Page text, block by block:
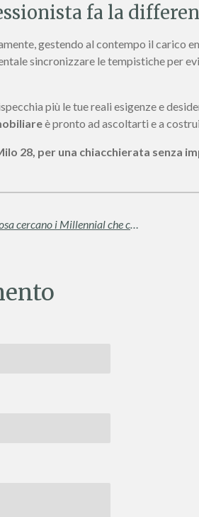
fa la
gestendo al contempo il carico
sincronizzare le tempistiche per
più le tue reali esigenze e
è pronto ad ascoltarti e a
28, per una chiacchierata senza
I Nuovi Padroni di Casa: Chi sono e cosa cercano i Millennial che comprano oggi